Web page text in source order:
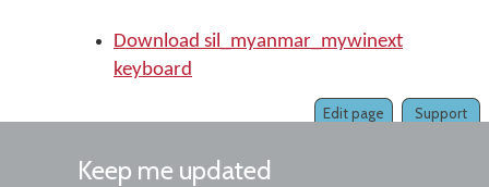
Download sil_myanmar_mywinext
keyboard
Support
Edit page
Keep me updated